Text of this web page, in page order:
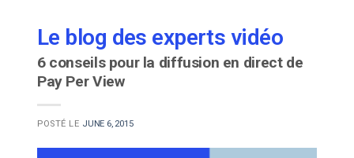
Le blog des experts vidéo
6 conseils pour la diffusion en direct de
Pay Per View
POSTÉ LE JUNE 6, 2015